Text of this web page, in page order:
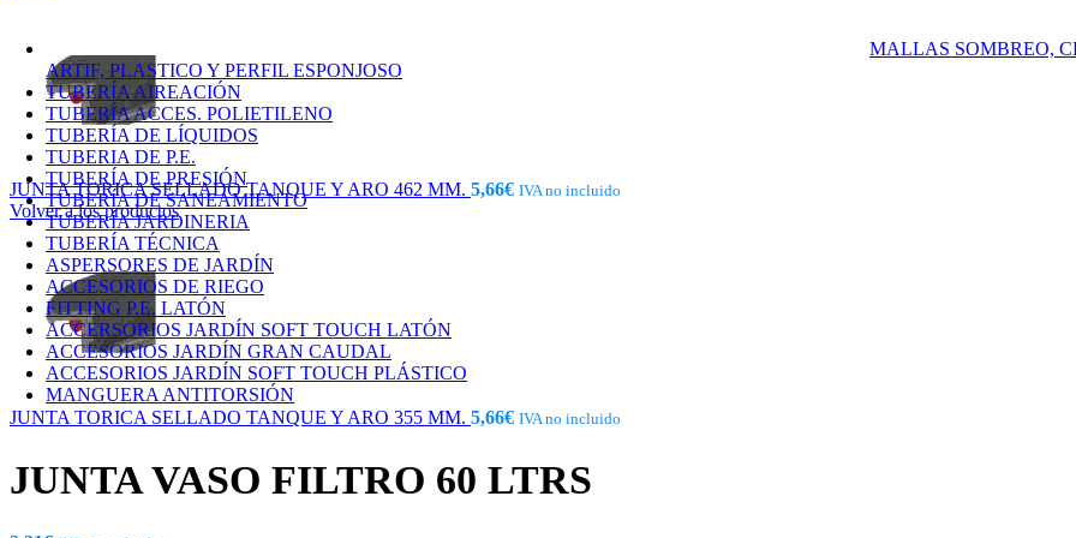
MALLAS SOMBREO,
ARTIF, PLASTICO Y PERFIL ESPONJOSO
TUBERÍA AIREACIÓN
TUBERÍA ACCES. POLIETILENO
TUBERÍA DE LÍQUIDOS
TUBERIA DE P.E.
TUBERÍA DE PRESIÓN
TUBERÍA DE SANEAMIENTO
TUBERÍA JARDINERIA
TUBERÍA TÉCNICA
ASPERSORES DE JARDÍN
ACCESORIOS DE RIEGO
FITTING P.E. LATÓN
ACCERSORIOS JARDÍN SOFT TOUCH LATÓN
ACCESORIOS JARDÍN GRAN CAUDAL
ACCESORIOS JARDÍN SOFT TOUCH PLÁSTICO
MANGUERA ANTITORSIÓN
JUNTA TORICA SELLADO TANQUE Y ARO 462 MM. 5,66€ IVA no incluido
Volver a los productos
JUNTA TORICA SELLADO TANQUE Y ARO 355 MM. 5,66€ IVA no incluido
JUNTA VASO FILTRO 60 LTRS